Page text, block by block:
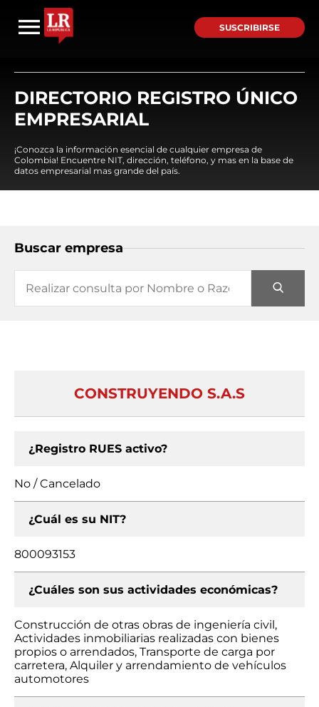
SUSCRIBIRSE
DIRECTORIO REGISTRO ÚNICO
EMPRESARIAL
¡Conozca la información esencial de cualquier empresa de
Colombia! Encuentre NIT, dirección, teléfono, y mas en la base de
datos empresarial mas grande del país.
Buscar empresa
CONSTRUYENDO S.A.S
¿Registro RUES activo?
No / Cancelado
¿Cuál es su NIT?
800093153
¿Cuáles son sus actividades económicas?
Construcción de otras obras de ingeniería civil,
Actividades inmobiliarias realizadas con bienes
propios o arrendados, Transporte de carga por
carretera, Alquiler y arrendamiento de vehículos
automotores